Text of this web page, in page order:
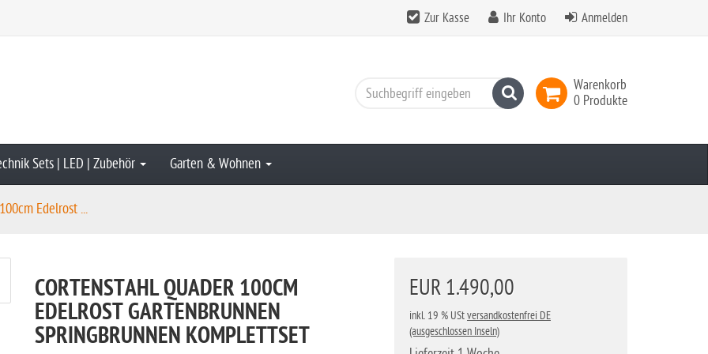
Zur Kasse Ihr Konto Anmelden
Warenkorb
0 Produkte
Suchen
Sets | LED | Zubehör Garten & Wohnen
Edelrost ...
EUR 1.490,00
inkl. 19 % UStversandkostenfrei DE
(ausgeschlossen Inseln)
CORTENSTAHL QUADER 100CM
EDELROST GARTENBRUNNEN
SPRINGBRUNNEN KOMPLETTSET